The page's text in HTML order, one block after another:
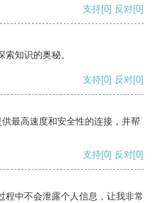
支持[0] 反对[0]
知识的奥秘。
支持[0] 反对[0]
最高速度和安全性的连接，并帮
支持[0] 反对[0]
程中不会泄露个人信息，让我非常